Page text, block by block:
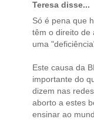
Teresa disse...
Só é pena que
têm o direito de
uma
Este causa da
importante do
dizem nas
aborto a estes
ensinar ao